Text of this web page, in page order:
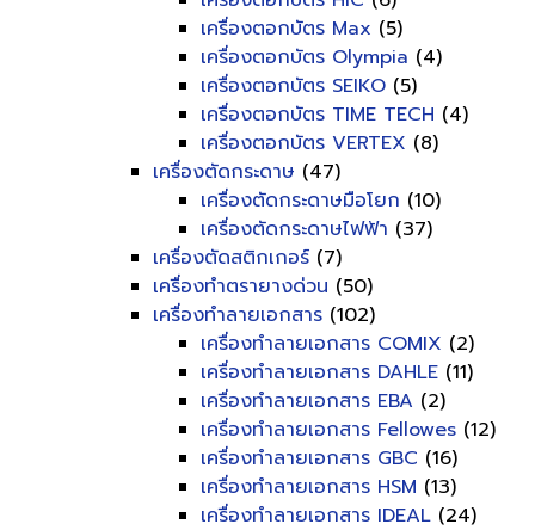
เครื่องตอกบัตร Max (5)
เครื่องตอกบัตร Olympia (4)
เครื่องตอกบัตร SEIKO (5)
เครื่องตอกบัตร TIME TECH (4)
เครื่องตอกบัตร VERTEX (8)
เครื่องตัดกระดาษ (47)
เครื่องตัดกระดาษมือโยก (10)
เครื่องตัดกระดาษไฟฟ้า (37)
เครื่องตัดสติกเกอร์ (7)
เครื่องทำตรายางด่วน (50)
เครื่องทำลายเอกสาร (102)
เครื่องทำลายเอกสาร COMIX (2)
เครื่องทำลายเอกสาร DAHLE (11)
เครื่องทำลายเอกสาร EBA (2)
เครื่องทำลายเอกสาร Fellowes (12)
เครื่องทำลายเอกสาร GBC (16)
เครื่องทำลายเอกสาร HSM (13)
เครื่องทำลายเอกสาร IDEAL (24)